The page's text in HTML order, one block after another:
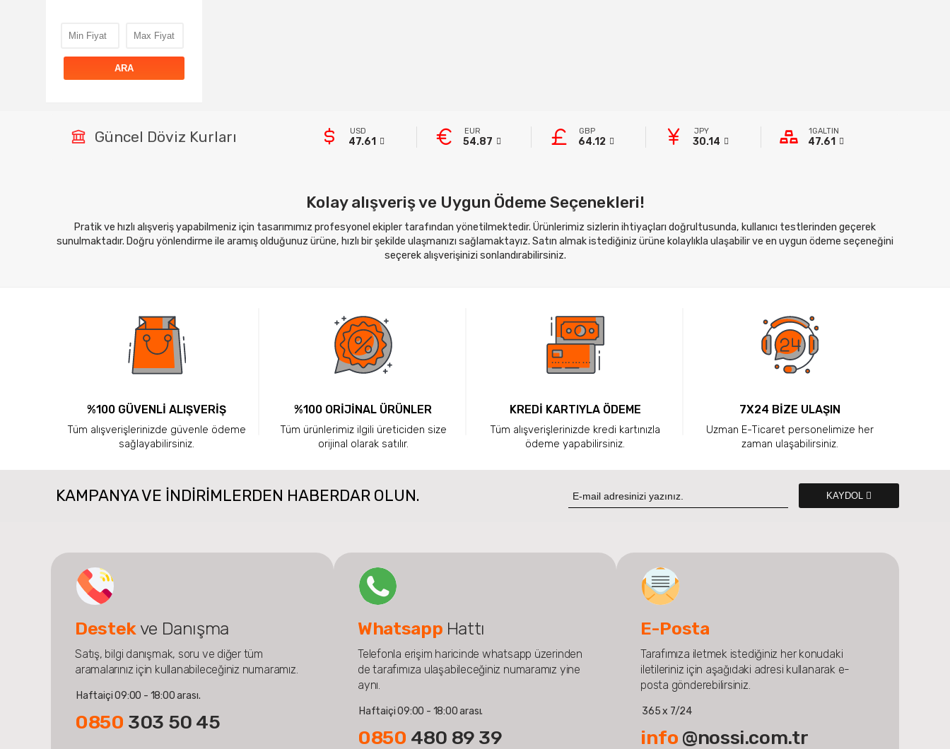
ARA
Güncel Döviz Kurları USD
47.61
EUR
54.87
GBP
64.12
JPY
30.14
1GALTIN
47.61
Kolay alışveriş ve Uygun Ödeme Seçenekleri!
Pratik ve hızlı alışveriş yapabilmeniz için tasarımımız profesyonel ekipler tarafından yönetilmektedir. Ürünlerimiz sizlerin ihtiyaçları doğrultusunda, kullanıcı testlerinden geçerek
sunulmaktadır. Doğru yönlendirme ile aramış olduğunuz ürüne, hızlı bir şekilde ulaşmanızı sağlamaktayız. Satın almak istediğiniz ürüne kolaylıkla ulaşabilir ve en uygun ödeme seçeneğini
seçerek alışverişinizi sonlandırabilirsiniz.
%100 GÜVENLİ ALIŞVERİŞ
Tüm alışverişlerinizde güvenle ödeme
sağlayabilirsiniz.
%100 ORİJİNAL ÜRÜNLER
Tüm ürünlerimiz ilgili üreticiden size
orijinal olarak satılır.
KREDİ KARTIYLA ÖDEME
Tüm alışverişlerinizde kredi kartınızla
ödeme yapabilirsiniz.
7X24 BİZE ULAŞIN
Uzman E-Ticaret personelimize her
zaman ulaşabilirsiniz.
KAMPANYA VE INDIRIMLERDEN HABERDAR OLUN. KAYDOL
Destek ve Danışma
Satış, bilgi danışmak, soru ve diğer tüm
aramalarınız için kullanabileceğiniz numaramız.
Haftaiçi 09:00 - 18:00 arası.
0850 303 50 45
Whatsapp Hattı
Telefonla erişim haricinde whatsapp üzerinden
de tarafımıza ulaşabileceğiniz numaramız yine
aynı.
Haftaiçi 09:00 - 18:00 arası.
0850 480 89 39
E-Posta
Tarafımıza iletmek istediğiniz her konudaki
iletileriniz için aşağıdaki adresi kullanarak e-
posta gönderebilirsiniz.
365 x 7/24
info @nossi.com.tr